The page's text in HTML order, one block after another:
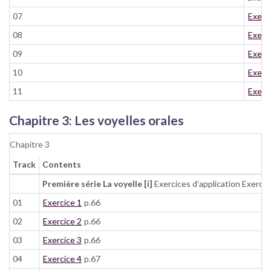
07
08
09
10
11
Chapitre 3: Les voyelles orales
Chapitre 3
Track
Contents
Première série La voyelle [i] Exercices d’application
01
Exercice 1 p.66
02
Exercice 2 p.66
03
Exercice 3 p.66
04
Exercice 4 p.67